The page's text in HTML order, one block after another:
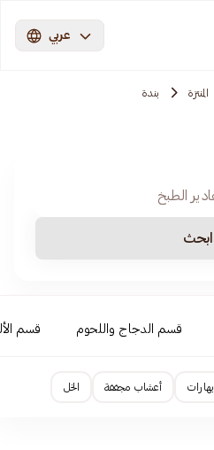
عربي
المنتزة بندة
ابحث
قسم الدجاج واللحوم قسم
بهارات أعشاب مجففة الخل